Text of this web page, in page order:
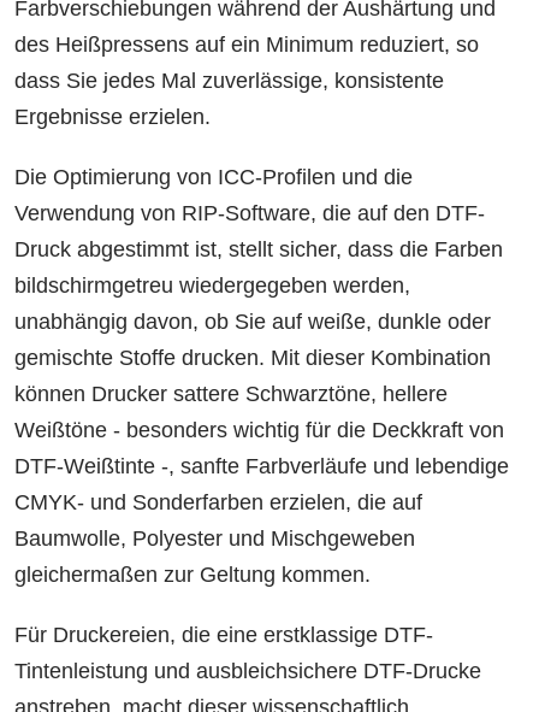
Farbverschiebungen während der Aushärtung und
des Heißpressens auf ein Minimum reduziert, so
dass Sie jedes Mal zuverlässige, konsistente
Ergebnisse erzielen.
Die Optimierung von ICC-Profilen und die
Verwendung von RIP-Software, die auf den DTF-
Druck abgestimmt ist, stellt sicher, dass die Farben
bildschirmgetreu wiedergegeben werden,
unabhängig davon, ob Sie auf weiße, dunkle oder
gemischte Stoffe drucken. Mit dieser Kombination
können Drucker sattere Schwarztöne, hellere
Weißtöne - besonders wichtig für die Deckkraft von
DTF-Weißtinte -, sanfte Farbverläufe und lebendige
CMYK- und Sonderfarben erzielen, die auf
Baumwolle, Polyester und Mischgeweben
gleichermaßen zur Geltung kommen.
Für Druckereien, die eine erstklassige DTF-
Tintenleistung und ausbleichsichere DTF-Drucke
anstreben, macht dieser wissenschaftlich